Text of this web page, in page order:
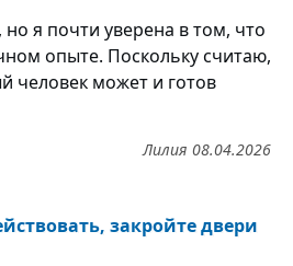
я почти уверена в том, что
опыте. Поскольку считаю,
человек может и готов
08.04.2026
Лилия
закройте двери